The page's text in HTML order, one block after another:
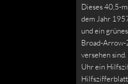
Dieses 40,5-
dem Jahr
und ein
Broad-Arrow-
versehen
Uhr ein